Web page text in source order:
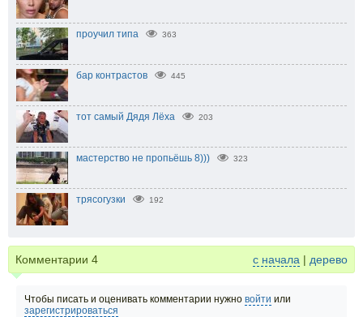
проучил типа 363
бар контрастов 445
тот самый Дядя Лёха 203
мастерство не пропьёшь 8))) 323
трясогузки 192
Комментарии 4 с начала | дерево
Чтобы писать и оценивать комментарии нужно войти или
зарегистрироваться